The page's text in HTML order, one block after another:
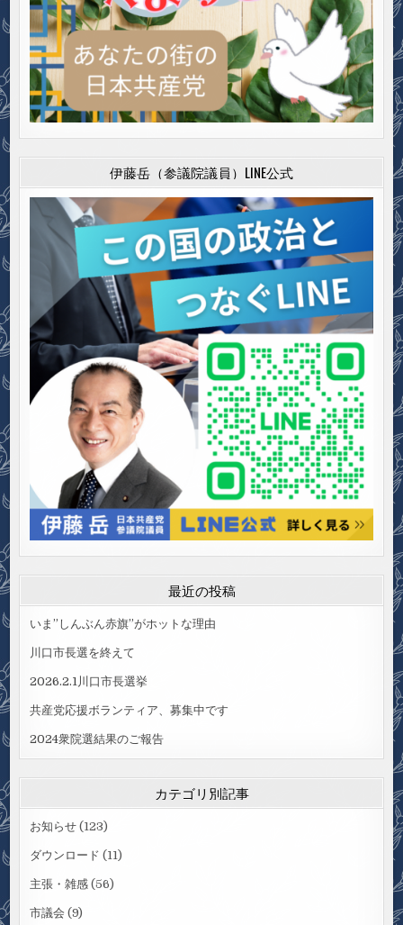
伊藤岳（参議院議員）LINE公式
最近の投稿
いま”しんぶん赤旗”がホットな理由
川口市長選を終えて
2026.2.1川口市長選挙
共産党応援ボランティア、募集中です
2024衆院選結果のご報告
カテゴリ別記事
お知らせ (123)
ダウンロード (11)
主張・雑感 (56)
市議会 (9)